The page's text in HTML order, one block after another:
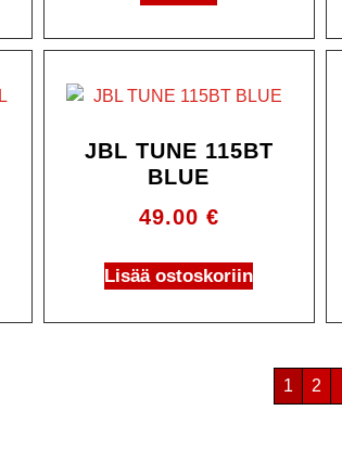
JBL TUNE 115BT
BLUE
49.00 €
Lisää ostoskoriin
1 2